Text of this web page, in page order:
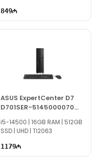
849
ASUS ExpertCenter D7
D701SER-5145000070
90PF05N1-M006F0
i5-14500 | 16GB RAM | 512GB
SSD | UHD | TI2063
1179